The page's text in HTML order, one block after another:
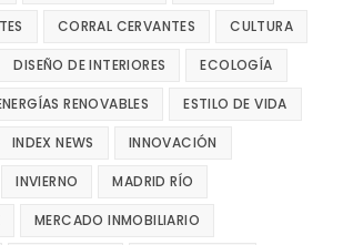
CORRAL CERVANTES CULTURA
DISEÑO DE INTERIORES ECOLOGÍA
RENOVABLES ESTILO DE VIDA
INDEX NEWS INNOVACIÓN
INVIERNO MADRID RÍO
MERCADO INMOBILIARIO